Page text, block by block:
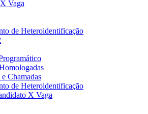
Vaga
de Heteroidentificação
Chamadas
de Heteroidentificação
X Vaga